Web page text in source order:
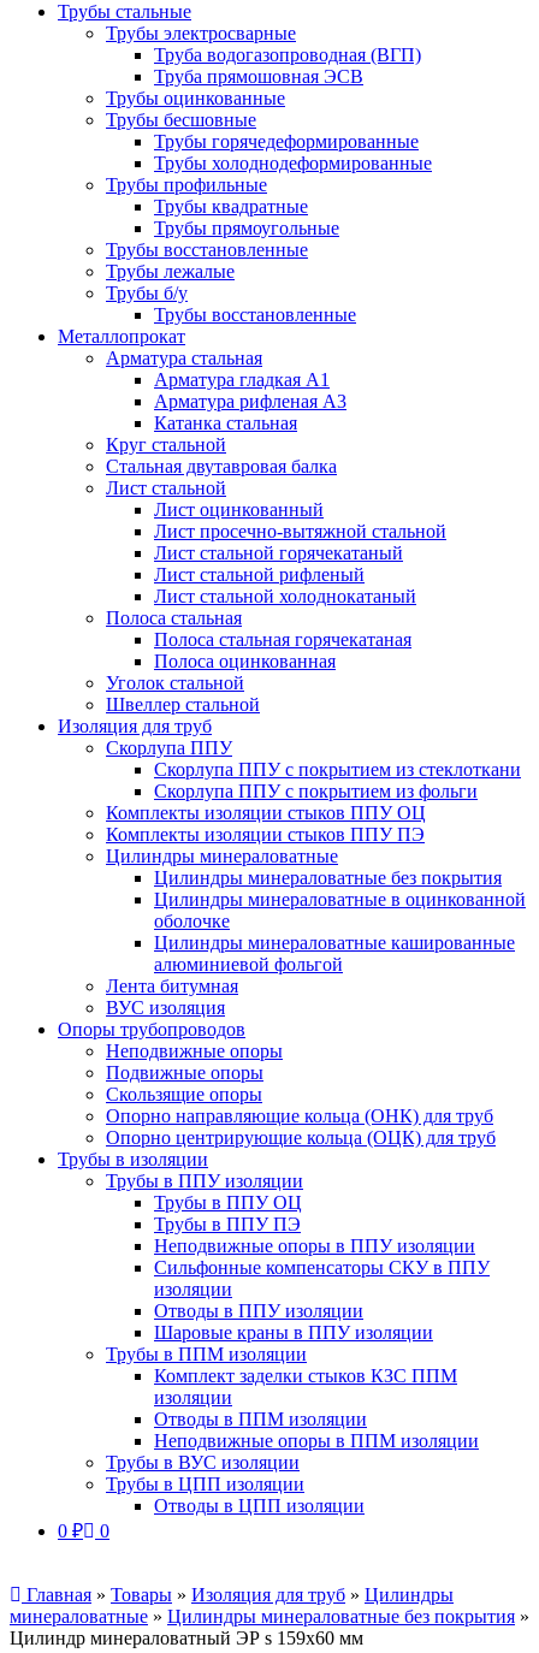
Трубы стальные
Трубы электросварные
Труба водогазопроводная (ВГП)
Труба прямошовная ЭСВ
Трубы оцинкованные
Трубы бесшовные
Трубы горячедеформированные
Трубы холоднодеформированные
Трубы профильные
Трубы квадратные
Трубы прямоугольные
Трубы восстановленные
Трубы лежалые
Трубы б/у
Трубы восстановленные
Металлопрокат
Арматура стальная
Арматура гладкая А1
Арматура рифленая А3
Катанка стальная
Круг стальной
Стальная двутавровая балка
Лист стальной
Лист оцинкованный
Лист просечно-вытяжной стальной
Лист стальной горячекатаный
Лист стальной рифленый
Лист стальной холоднокатаный
Полоса стальная
Полоса стальная горячекатаная
Полоса оцинкованная
Уголок стальной
Швеллер стальной
Изоляция для труб
Скорлупа ППУ
Скорлупа ППУ с покрытием из стеклоткани
Скорлупа ППУ с покрытием из фольги
Комплекты изоляции стыков ППУ ОЦ
Комплекты изоляции стыков ППУ ПЭ
Цилиндры минераловатные
Цилиндры минераловатные без покрытия
Цилиндры минераловатные в оцинкованной
оболочке
Цилиндры минераловатные кашированные
алюминиевой фольгой
Лента битумная
ВУС изоляция
Опоры трубопроводов
Неподвижные опоры
Подвижные опоры
Скользящие опоры
Опорно направляющие кольца (ОНК) для труб
Опорно центрирующие кольца (ОЦК) для труб
Трубы в изоляции
Трубы в ППУ изоляции
Трубы в ППУ ОЦ
Трубы в ППУ ПЭ
Неподвижные опоры в ППУ изоляции
Сильфонные компенсаторы СКУ в ППУ
изоляции
Отводы в ППУ изоляции
Шаровые краны в ППУ изоляции
Трубы в ППМ изоляции
Комплект заделки стыков КЗС ППМ
изоляции
Отводы в ППМ изоляции
Неподвижные опоры в ППМ изоляции
Трубы в ВУС изоляции
Трубы в ЦПП изоляции
Отводы в ЦПП изоляции
0 ₽ 0
Главная » Товары » Изоляция для труб » Цилиндры
минераловатные » Цилиндры минераловатные без покрытия »
Цилиндр минераловатный ЭР s 159х60 мм